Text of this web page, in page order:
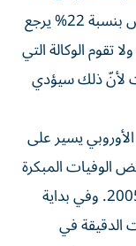
ألف حالة وفاة مبكرة مرتبطة به، مع انخفاض بنسبة 22% يرجع
تقوم الوكالة التي
لأنّ ذلك سيؤدي
يسير على
الوفيات المبكرة
بأكثر من 50% في عام 2030 مقارنة بعام 2005. وفي بداية
الدقيقة في